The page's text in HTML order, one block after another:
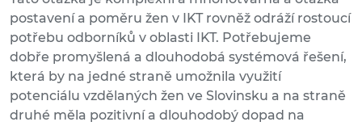
postavení a poměru žen v IKT rovněž odráží rostoucí
potřebu odborníků v oblasti IKT. Potřebujeme
dobře promyšlená a dlouhodobá systémová řešení,
která by na jedné straně umožnila využití
potenciálu vzdělaných žen ve Slovinsku a na straně
druhé měla pozitivní a dlouhodobý dopad na